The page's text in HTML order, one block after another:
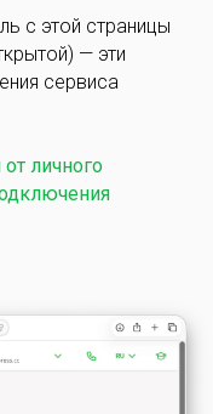
с этой страницы
— эти
сервиса
личного